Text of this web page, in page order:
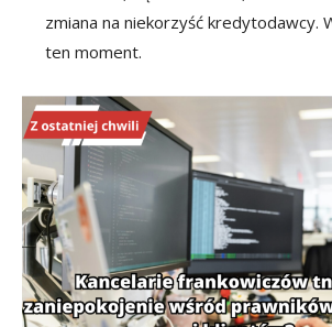
zmiana na niekorzyść kredytodawcy.
ten moment.